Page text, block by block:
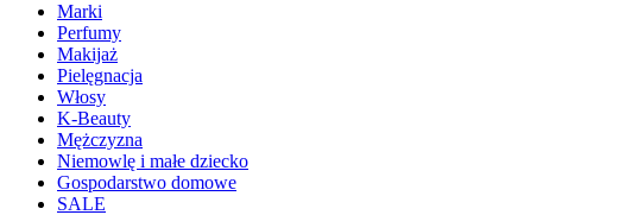
Marki
Perfumy
Makijaż
Pielęgnacja
Włosy
K-Beauty
Mężczyzna
Niemowlę i małe dziecko
Gospodarstwo domowe
SALE